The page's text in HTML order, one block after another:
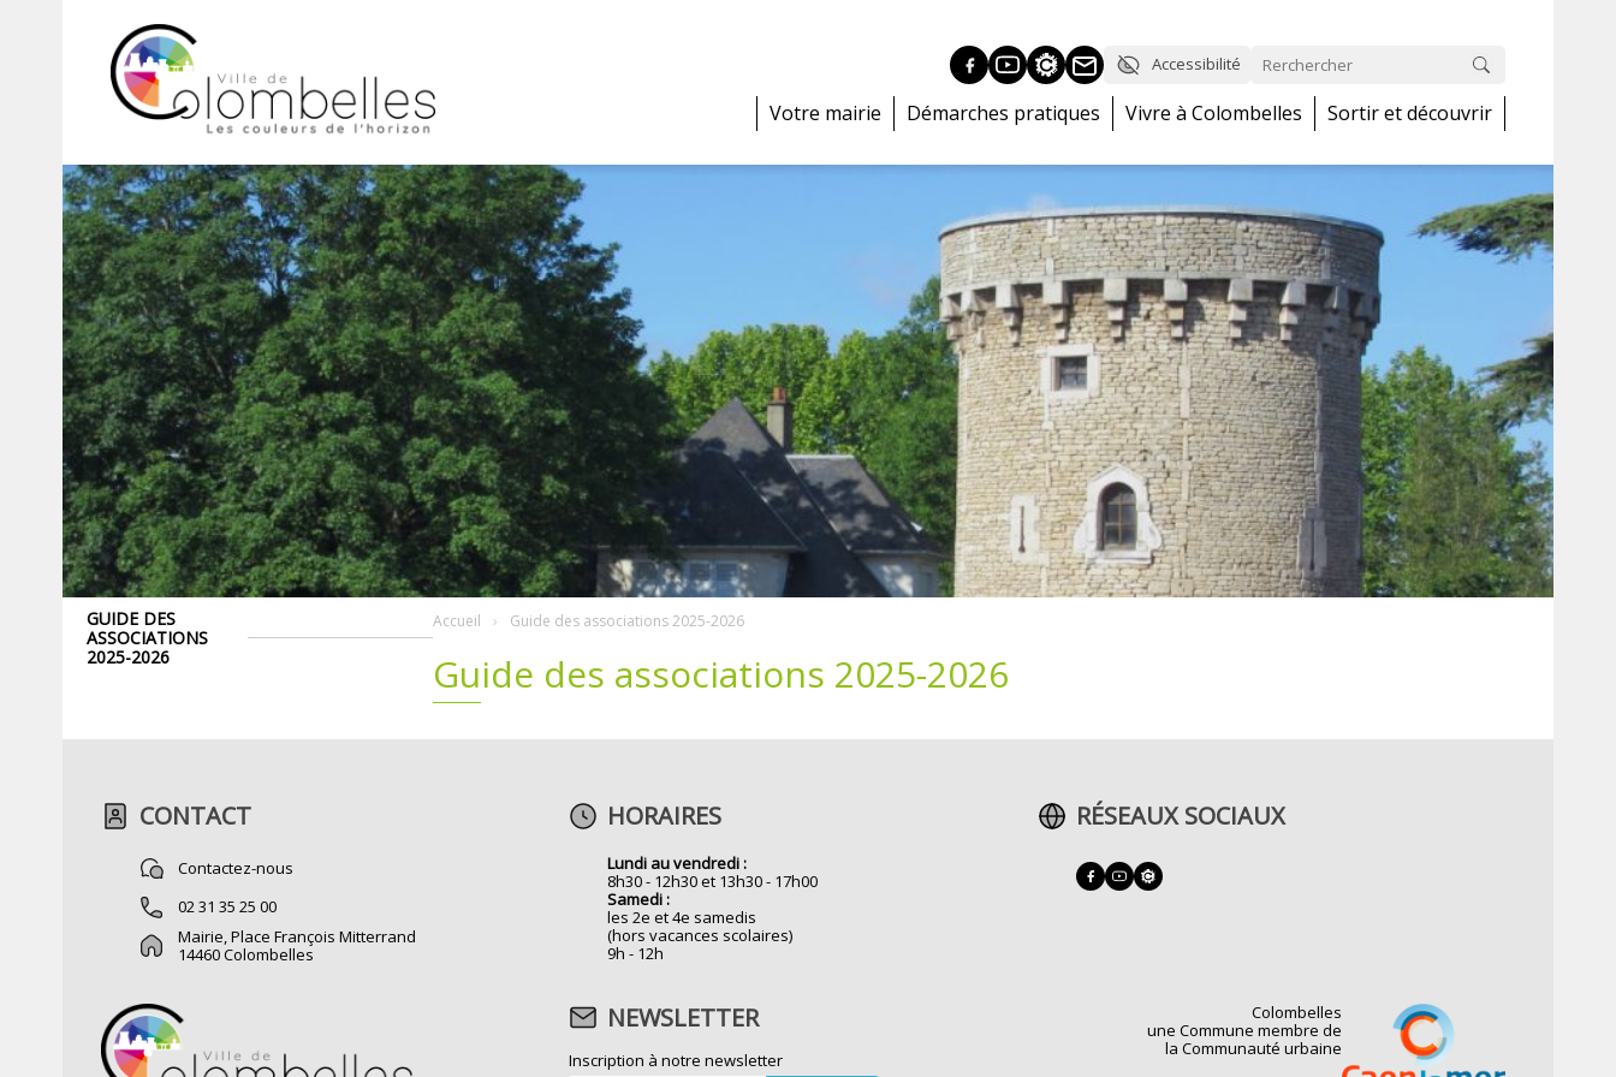
Accessibilité
Votre mairie Démarches pratiques Vivre à Colombelles Sortir et découvrir
GUIDE DES
ASSOCIATIONS
2025-2026
Accueil Guide des associations 2025-2026
Guide des associations 2025-2026
CONTACT
Contactez-nous
02 31 35 25 00
Mairie, Place François Mitterrand
14460 Colombelles
HORAIRES
Lundi au vendredi :
8h30 - 12h30 et 13h30 - 17h00
Samedi :
les 2e et 4e samedis
(hors vacances scolaires)
9h - 12h
RÉSEAUX SOCIAUX
NEWSLETTER
Inscription à notre newsletter
Colombelles
une Commune membre de
la Communauté urbaine